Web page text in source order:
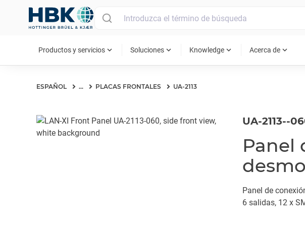
Productos y servicios expand_more Soluciones expand_more Knowledge expand_more Acerca de expand_more
ESPAÑOL ... PLACAS FRONTALES UA-2113
UA-2113--
Panel
Panel de
6 salidas, 12 x